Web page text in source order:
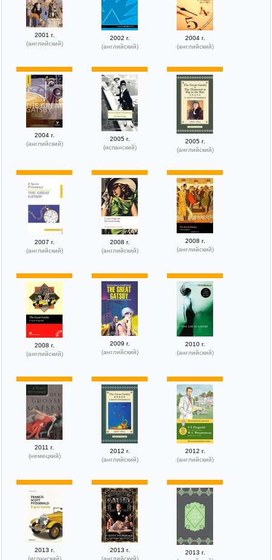
2001 г.
(английский)
2002 г.
(английский)
2004 г.
(английский)
2004 г.
(английский)
2005 г.
(испанский)
2005 г.
(английский)
2007 г.
(английский)
2008 г.
(английский)
2008 г.
(английский)
2008 г.
(английский)
2009 г.
(английский)
2010 г.
(английский)
2011 г.
(немецкий)
2012 г.
(английский)
2012 г.
(английский)
2013 г.
(испанский)
2013 г.
(английский)
2013 г.